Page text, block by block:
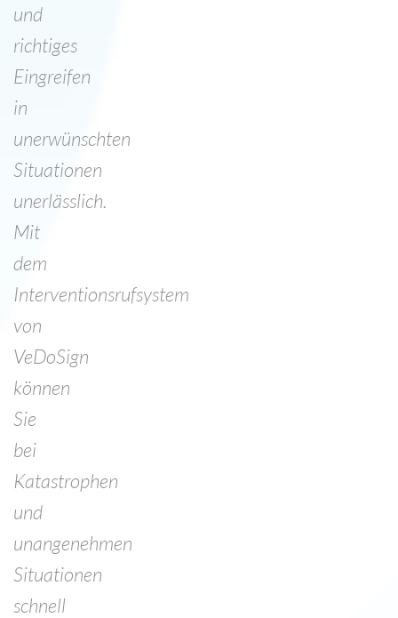
und
richtiges
Eingreifen
in
unerwünschten
Situationen
unerlässlich.
Mit
dem
Interventionsrufsystem
von
VeDoSign
können
Sie
bei
Katastrophen
und
unangenehmen
Situationen
schnell